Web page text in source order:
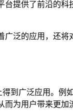
提供了前沿的
泛的应用，还
到广泛应用。
为用户带来更加